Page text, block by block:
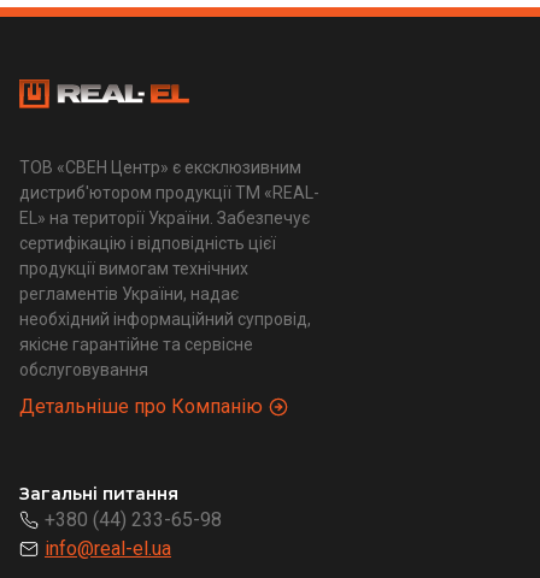
ТОВ «СВЕН Центр» є ексклюзивним
дистриб'ютором продукції ТМ «REAL-
EL» на території України. Забезпечує
сертифікацію і відповідність цієї
продукції вимогам технічних
регламентів України, надає
необхідний інформаційний супровід,
якісне гарантійне та сервісне
обслуговування
Детальніше про Компанію
Загальні питання
+380 (44) 233-65-98
info@real-el.ua